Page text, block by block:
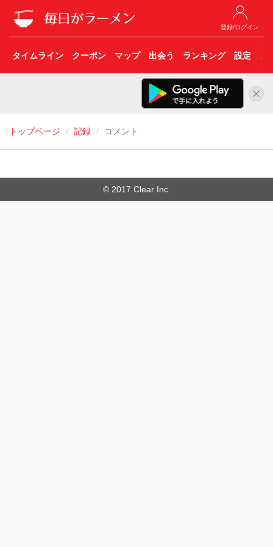
登録/ログイン
タイムライン クーポン マップ 出会う ランキング 設定 こ
トップページ 記録 コメント
© 2017 Clear Inc.